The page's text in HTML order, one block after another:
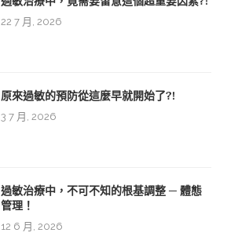
22 7 月, 2026
原來過敏的預防從這麼早就開始了?!
3 7 月, 2026
過敏治療中，不可不知的根基調整 ─ 體態
管理！
12 6 月, 2026